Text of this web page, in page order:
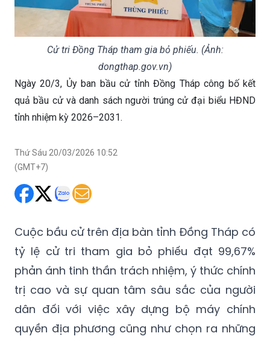
Cử tri Đồng Tháp tham gia bỏ phiếu. (Ảnh:
dongthap.gov.vn)
Ngày 20/3, Ủy ban bầu cử tỉnh Đồng Tháp công bố kết
quả bầu cử và danh sách người trúng cử đại biểu HĐND
tỉnh nhiệm kỳ 2026–2031.
Thứ Sáu 20/03/2026 10:52
(GMT+7)
Cuộc bầu cử trên địa bàn tỉnh Đồng Tháp có
tỷ lệ cử tri tham gia bỏ phiếu đạt 99,67%
phản ánh tinh thần trách nhiệm, ý thức chính
trị cao và sự quan tâm sâu sắc của người
dân đối với việc xây dựng bộ máy chính
quyền địa phương cũng như chọn ra những